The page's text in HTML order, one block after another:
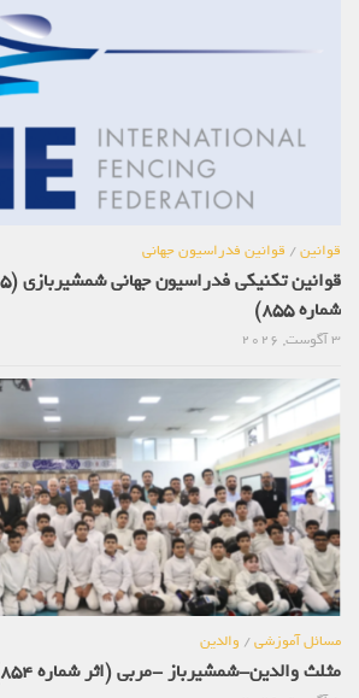
قوانین/قوانین فدراسیون جهانی
شماره 855)
مسائل آموزشی/والدین
مثلث والدین-شمشیرباز -مربی (اثر شماره 854)